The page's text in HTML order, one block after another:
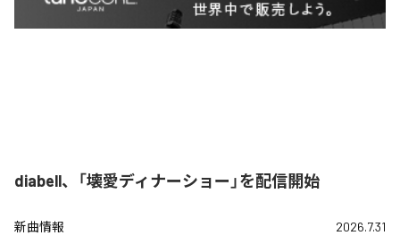
diabell、「壊愛ディナーショー」を配信開始
新曲情報 2026.7.31